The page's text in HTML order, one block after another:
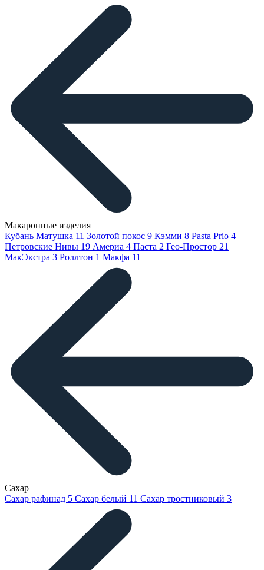
Макаронные изделия
Кубань Матушка 11 Золотой покос 9 Кэмми 8 Pasta Prio 4
Петровские Нивы 19 Америа 4 Паста 2 Гео-Простор 21
МакЭкстра 3 Роллтон 1 Макфа 11
Сахар
Сахар рафинад 5 Сахар белый 11 Сахар тростниковый 3